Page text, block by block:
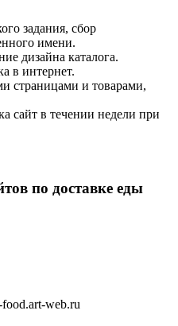
задания, сбор
имени.
дизайна каталога.
в интернет.
страницами и товарами,
сайт в течении недели при
по доставке еды
food.art-web.ru